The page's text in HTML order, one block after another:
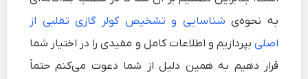
به نحوه‌یشناسایی و تشخیص کولر گازی تقلبی از
اصلیبپردازیم و اطلاعات کامل و مفیدی را در اختیار شما
قرار دهیم به همین دلیل از شما دعوت می‌کنم حتماً